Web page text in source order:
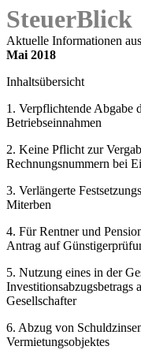
SteuerBlick
Aktuelle Informationen
Mai 2018
Inhaltsübersicht
1. Verpflichtende Abgabe
Betriebseinnahmen
2. Keine Pflicht zur
Rechnungsnummern bei
3. Verlängerte
Miterben
4. Für Rentner und
Antrag auf
5. Nutzung eines in der
Investitionsabzugsbetrags
Gesellschafter
6. Abzug von
Vermietungsobjektes